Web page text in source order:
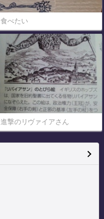
食べたい
進撃のリヴァイアさん